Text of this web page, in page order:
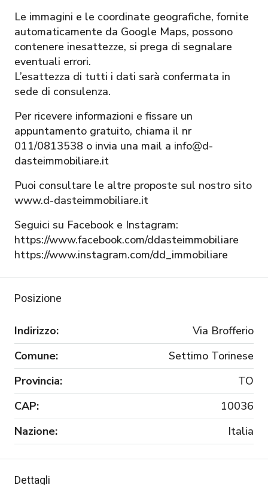
Le immagini e le coordinate geografiche, fornite
automaticamente da Google Maps, possono
contenere inesattezze, si prega di segnalare
eventuali errori.
L’esattezza di tutti i dati sarà confermata in
sede di consulenza.
Per ricevere informazioni e fissare un
appuntamento gratuito, chiama il nr
011/0813538 o invia una mail a info@d-
dasteimmobiliare.it
Puoi consultare le altre proposte sul nostro sito
www.d-dasteimmobiliare.it
Seguici su Facebook e Instagram:
https://www.facebook.com/ddasteimmobiliare
https://www.instagram.com/dd_immobiliare
Posizione
Indirizzo:
Via Brofferio
Comune:
Settimo Torinese
Provincia:
TO
CAP:
10036
Nazione:
Italia
Dettagli